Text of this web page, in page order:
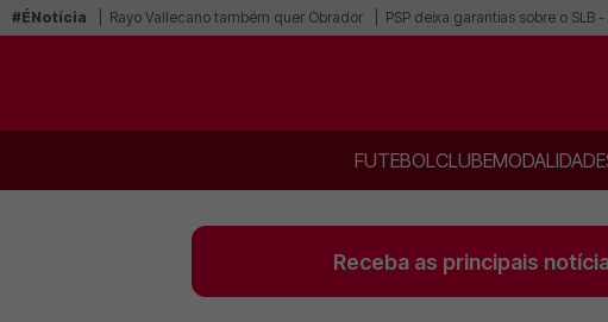
#ÉNotícia Rayo Vallecano também quer Obrador PSP deixa garantias sobre o SLB
FUTEBOLCLUBE
Receba as principais